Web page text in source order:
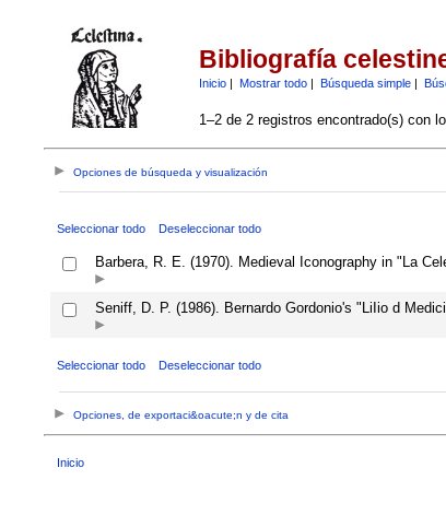
Bibliografía
Inicio| Mostrar todo| Búsqueda simple|
1–2 de 2 registros encontrado(s) con
Opciones de búsqueda y visualización
Seleccionar todo Deseleccionar todo
Barbera, R. E. (1970). Medieval Iconography in "La
Seniff, D. P. (1986). Bernardo Gordonio's "LiIio d
Seleccionar todo Deseleccionar todo
Opciones, de exportaci&oacute;n y de cita
Inicio